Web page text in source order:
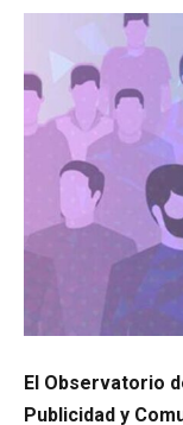
El Observatorio
Publicidad y